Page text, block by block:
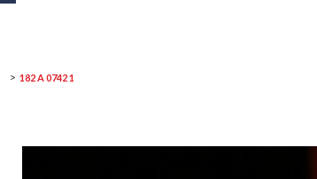
182 A 0742 1